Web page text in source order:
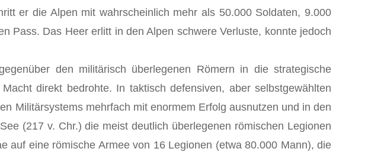
er die Alpen mit wahrscheinlich mehr als 50.000 Soldaten, 9.000
Pass. Das Heer erlitt in den Alpen schwere Verluste, konnte jedoch
den militärisch überlegenen Römern in die strategische
direkt bedrohte. In taktisch defensiven, aber selbstgewählten
Militärsystems mehrfach mit enormem Erfolg ausnutzen und in den
(217 v. Chr.) die meist deutlich überlegenen römischen Legionen
auf eine römische Armee von 16 Legionen (etwa 80.000 Mann), die